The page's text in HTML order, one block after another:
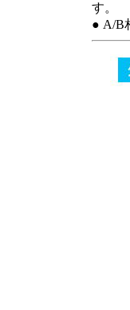
す。
● A/B